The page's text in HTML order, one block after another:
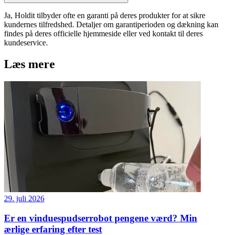
Ja, Holdit tilbyder ofte en garanti på deres produkter for at sikre
kundernes tilfredshed. Detaljer om garantiperioden og dækning kan
findes på deres officielle hjemmeside eller ved kontakt til deres
kundeservice.
Læs mere
29. juli 2026
Er en vinduespudserrobot pengene værd? Min
ærlige erfaring efter test